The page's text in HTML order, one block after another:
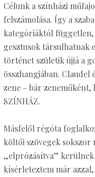
Célunk a színházi
felszámolása. Így a
kategóriáktól
gesztusok társulhatnak
történet születik újjá a
összhangjában. Claudel
zene – bár
SZÍNHÁZ.
Másfelől régóta
költői szövegek
„elprózásítva”
kísérleteztem már